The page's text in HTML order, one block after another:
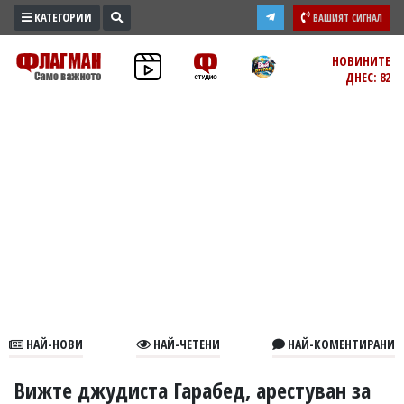
ПРОМО
ЗОНА
В
КАТЕГОРИИ ВАШИЯТ СИГНАЛ
НОВИНИТЕ
ДНЕС: 82
НАЙ-НОВИ НАЙ-ЧЕТЕНИ НАЙ-КОМЕНТИРАНИ
Вижте джудиста Гарабед, арестуван за